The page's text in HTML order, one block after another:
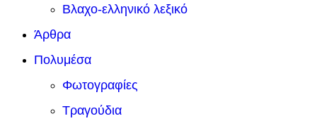
Βλαχο-ελληνικό λεξικό
Άρθρα
Πολυμέσα
Φωτογραφίες
Τραγούδια